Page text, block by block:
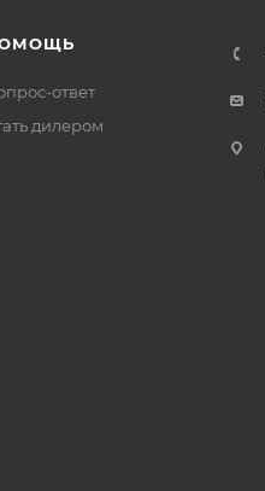
ответ
дилером